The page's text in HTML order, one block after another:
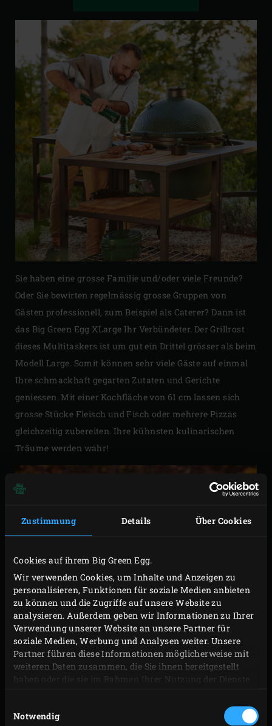
Zustimmung Details Über Cookies
Cookies auf ihrem Big Green Egg.
Wir verwenden Cookies, um Inhalte und Anzeigen zu
personalisieren, Funktionen für soziale Medien anbieten
zu können und die Zugriffe auf unsere Website zu
analysieren. Außerdem geben wir Informationen zu Ihrer
Verwendung unserer Website an unsere Partner für
soziale Medien, Werbung und Analysen weiter. Unsere
Partner führen diese Informationen möglicherweise mit
weiteren Daten zusammen, die Sie ihnen bereitgestellt
haben oder die sie im Rahmen Ihrer Nutzung der Dienste
Notwendig
Sie haben eine grosse Familie und/oder viele Freunde?
Oder Sie bewirten regelmässig grosse Gruppen von
Gästen professionell, zum Beispiel als Caterer? Dann ist
das Big Green Egg XLarge Ihr Verbündeter. Der Grillrost
dieses Multitaskers ist um gut ein Drittel grösser als beim
Modell Large. Somit können sehr viele Gäste auf einmal
Ihre schmackhaft gegarten Zutaten und Gerichte
geniessen. Mit einer Kochfläche von 61 cm lassen sich
grosse Stücke Fleisch und Fisch oder mehrere Pizzas
gleichzeitig zubereiten. Ihre kühnsten kulinarischen
Träume werden wahr!
Die 61 cm Kochfläche reichen Ihnen doch nicht ganz?